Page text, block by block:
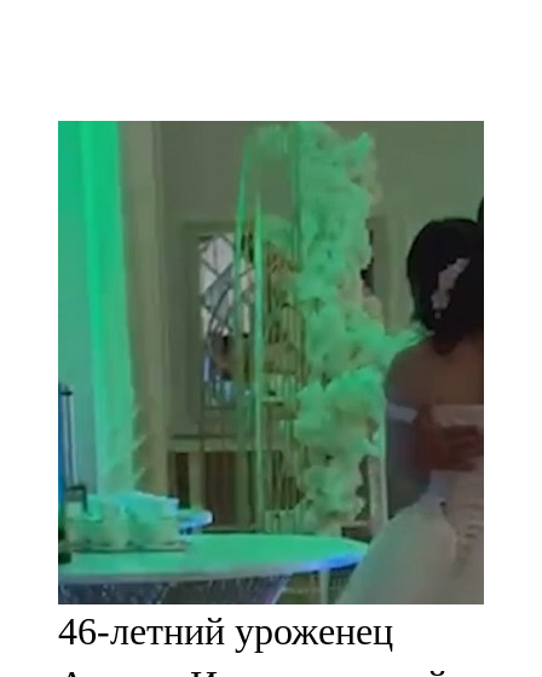
Түбән Кама
102,6 FM
Чирмешән
107,7 FM
Чистай
103,0 FM
Чүпрәле
91,0 FM
Шәмәрдән
46-летний уроженец